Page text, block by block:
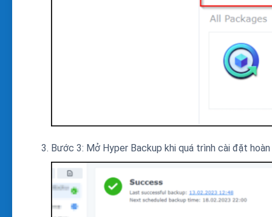
Bước 3: Mở Hyper Backup khi quá trình cài đặt